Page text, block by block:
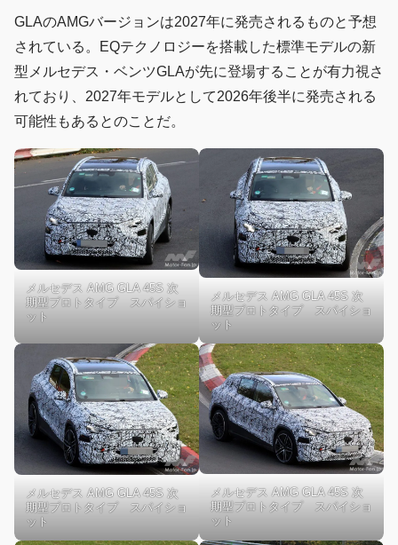
GLAのAMGバージョンは2027年に発売されるものと予想
されている。EQテクノロジーを搭載した標準モデルの新
型メルセデス・ベンツGLAが先に登場することが有力視さ
れており、2027年モデルとして2026年後半に発売される
可能性もあるとのことだ。
メルセデス AMG GLA 45S 次
期型プロトタイプ スパイショ
ット
メルセデス AMG GLA 45S 次
期型プロトタイプ スパイショ
ット
メルセデス AMG GLA 45S 次
期型プロトタイプ スパイショ
ット
メルセデス AMG GLA 45S 次
期型プロトタイプ スパイショ
ット